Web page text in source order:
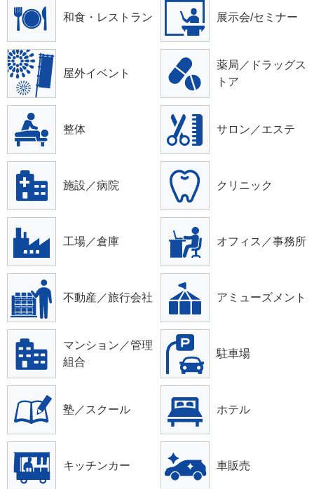
和食・レストラン 展示会/セミナー
屋外イベント
薬局／ドラッグス
トア
整体 サロン／エステ
施設／病院 クリニック
工場／倉庫 オフィス／事務所
不動産／旅行会社 アミューズメント
マンション／管理
組合
駐車場
塾／スクール ホテル
キッチンカー 車販売